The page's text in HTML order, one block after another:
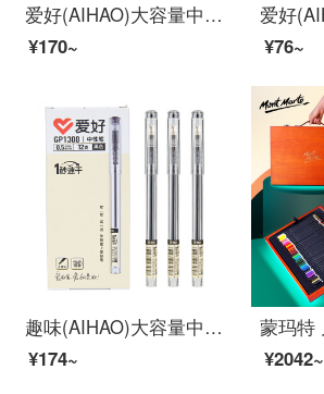
爱好(AIHAO)大容量中性笔0.5速干笔红色全针管速干直液式走珠笔碳素笔办公商务签字笔GP1580
¥170~
¥76~
趣味(AIHAO)大容量中性ペン0.5速乾ペン黒の弾丸ヘッド速乾性ストレートペン炭素ペンオフィス署名ペンGP 1300
¥174~
¥2042~